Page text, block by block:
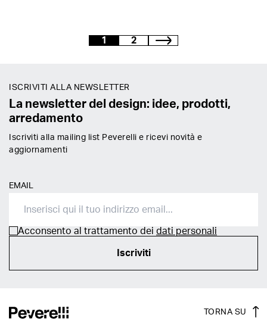
1 2
ISCRIVITI ALLA NEWSLETTER
La newsletter del design: idee, prodotti,
arredamento
Iscriviti alla mailing list Peverelli e ricevi novità e
aggiornamenti
EMAIL
Acconsento al trattamento dei dati personali
Iscriviti
TORNA SU